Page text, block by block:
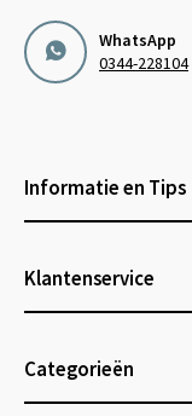
WhatsApp
0344-228104
Informatie en Tips
Klantenservice
Categorieën